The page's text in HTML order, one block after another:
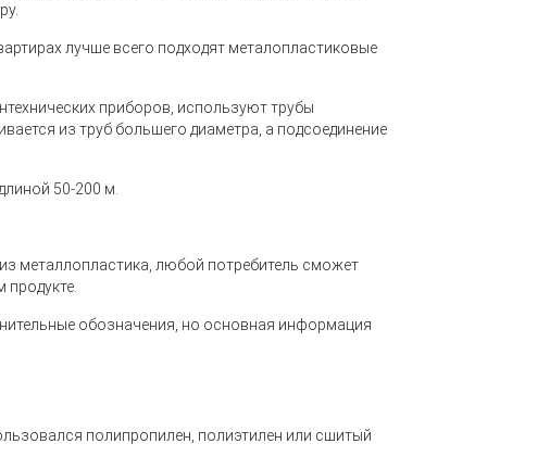
лучше всего подходят металопластиковые
приборов, используют трубы
из труб большего диаметра, а подсоединение
50-200 м.
металлопластика, любой потребитель сможет
обозначения, но основная информация
полипропилен, полиэтилен или сшитый